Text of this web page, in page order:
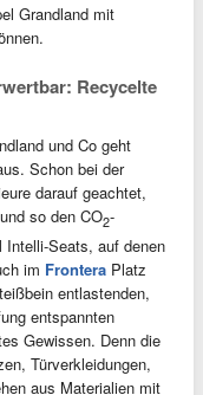
Grandland mit
Recycelte
und Co geht
Schon bei der
darauf geachtet,
so den CO2-
Seats, auf denen
im Frontera Platz
entlastenden,
entspannten
Gewissen. Denn die
Türverkleidungen,
aus Materialien mit